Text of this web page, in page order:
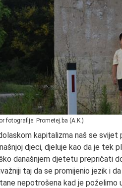
fotografije: Prometej.ba (A.K.)
kapitalizma naš se svijet
djeci, djeluje kao da je tek
današnjem djetetu prepričati
taj da se promijenio jezik i
nepotrošena kad je poželimo